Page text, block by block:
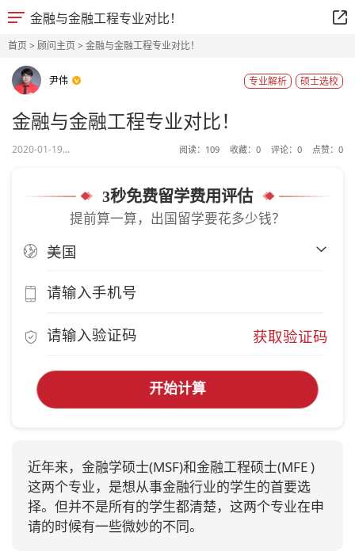
金融与金融工程专业对比！
首页> 顾问主页> 金融与金融工程专业对比！
尹伟 硕士选校
专业解析
金融与金融工程专业对比！
2020-01-19... 阅读： 109 收藏： 0 评论： 0 点赞： 0
3秒免费留学费用评估
提前算一算，出国留学要花多少钱？
获取验证码
开始计算
近年来，金融学硕士(MSF)和金融工程硕士(MFE )
这两个专业，是想从事金融行业的学生的首要选
择。但并不是所有的学生都清楚，这两个专业在申
请的时候有一些微妙的不同。